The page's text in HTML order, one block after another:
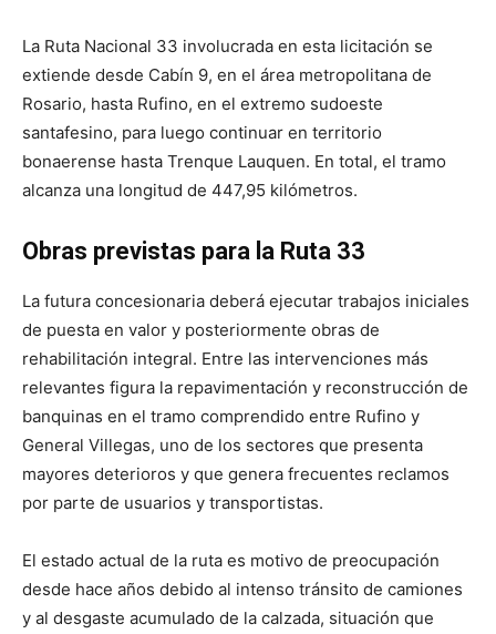
La Ruta Nacional 33 involucrada en esta licitación se
extiende desde Cabín 9, en el área metropolitana de
Rosario, hasta Rufino, en el extremo sudoeste
santafesino, para luego continuar en territorio
bonaerense hasta Trenque Lauquen. En total, el tramo
alcanza una longitud de 447,95 kilómetros.
Obras previstas para la Ruta 33
La futura concesionaria deberá ejecutar trabajos iniciales
de puesta en valor y posteriormente obras de
rehabilitación integral. Entre las intervenciones más
relevantes figura la repavimentación y reconstrucción de
banquinas en el tramo comprendido entre Rufino y
General Villegas, uno de los sectores que presenta
mayores deterioros y que genera frecuentes reclamos
por parte de usuarios y transportistas.
El estado actual de la ruta es motivo de preocupación
desde hace años debido al intenso tránsito de camiones
y al desgaste acumulado de la calzada, situación que